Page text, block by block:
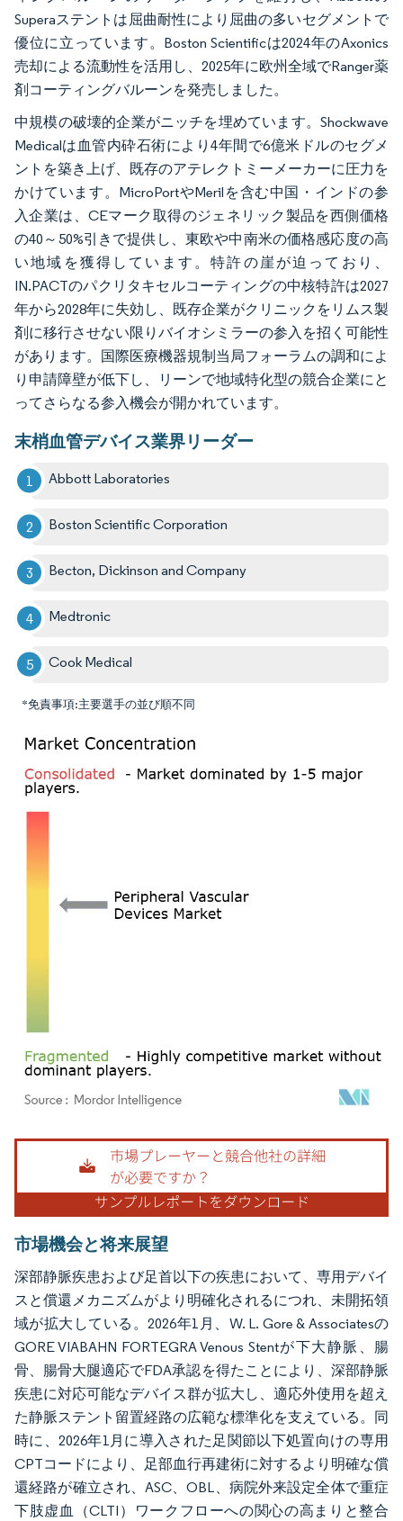
Superaステントは屈曲耐性により屈曲の多いセグメントで
優位に立っています。Boston Scientificは2024年のAxonics
売却による流動性を活用し、2025年に欧州全域でRanger薬
剤コーティングバルーンを発売しました。
中規模の破壊的企業がニッチを埋めています。Shockwave
Medicalは血管内砕石術により4年間で6億米ドルのセグメ
ントを築き上げ、既存のアテレクトミーメーカーに圧力を
かけています。MicroPortやMerilを含む中国・インドの参
入企業は、CEマーク取得のジェネリック製品を西側価格
の40～50%引きで提供し、東欧や中南米の価格感応度の高
い地域を獲得しています。特許の崖が迫っており、
IN.PACTのパクリタキセルコーティングの中核特許は2027
年から2028年に失効し、既存企業がクリニックをリムス製
剤に移行させない限りバイオシミラーの参入を招く可能性
があります。国際医療機器規制当局フォーラムの調和によ
り申請障壁が低下し、リーンで地域特化型の競合企業にと
ってさらなる参入機会が開かれています。
末梢血管デバイス業界リーダー
Abbott Laboratories
Boston Scientific Corporation
Becton, Dickinson and Company
Medtronic
Cook Medical
*免責事項:主要選手の並び順不同
画像 © Mordor Intelligence。再利用にはCC BY 4.0の表示が必要です。
市場機会と将来展望
深部静脈疾患および足首以下の疾患において、専用デバイ
スと償還メカニズムがより明確化されるにつれ、未開拓領
域が拡大している。2026年1月、W. L. Gore & Associatesの
GORE VIABAHN FORTEGRA Venous Stentが下大静脈、腸
骨、腸骨大腿適応でFDA承認を得たことにより、深部静脈
疾患に対応可能なデバイス群が拡大し、適応外使用を超え
た静脈ステント留置経路の広範な標準化を支えている。同
時に、2026年1月に導入された足関節以下処置向けの専用
CPTコードにより、足部血行再建術に対するより明確な償
還経路が確立され、ASC、OBL、病院外来設定全体で重症
下肢虚血（CLTI）ワークフローへの関心の高まりと整合